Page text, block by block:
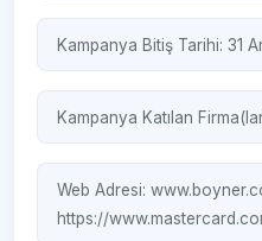
Kampanya Bitiş Tarihi: 31
Kampanya Katılan
Web Adresi:
https://